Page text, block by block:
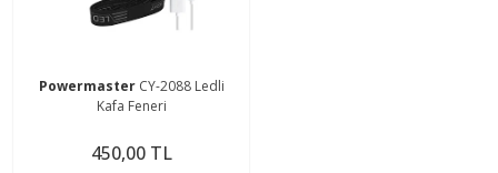
Powermaster CY-2088 Ledli
Kafa Feneri
450,00 TL